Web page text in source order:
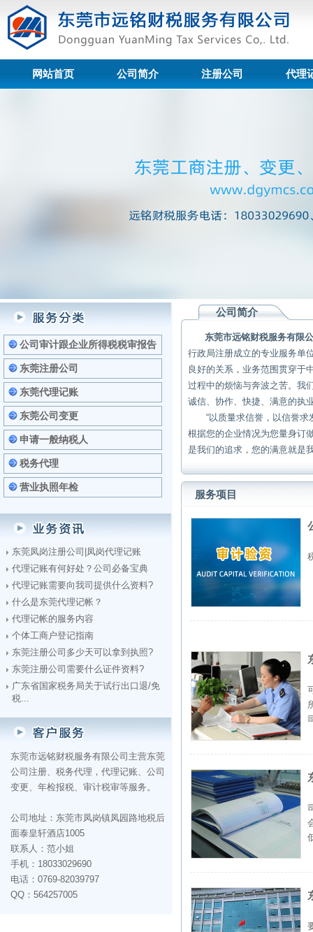
网站首页 公司简介 注册公司 代理
公司简介
东莞市远铭财税服务有限
行政局注册成立的专业服务单
良好的关系，业务范围贯穿于
过程中的烦恼与奔波之苦。我
诚信、协作、快捷、满意的执
“以质量求信誉，以信誉求
根据您的企业情况为您量身订
是我们的追求，您的满意就是
服务项目
公司审计跟企业所得税税审报告
东莞注册公司
东莞代理记账
东莞公司变更
申请一般纳税人
税务代理
营业执照年检
东莞凤岗注册公司|凤岗代理记账
代理记账有何好处？公司必备宝典
代理记账需要向我司提供什么资料?
什么是东莞代理记帐？
代理记帐的服务内容
个体工商户登记指南
东莞注册公司多少天可以拿到执照?
东莞注册公司需要什么证件资料?
广东省国家税务局关于试行出口退/免
税...
东莞市远铭财税服务有限公司主营东莞
公司注册、税务代理，代理记账、公司
变更、年检报税、审计税审等服务。
公司地址：东莞市凤岗镇凤园路地税后
面泰皇轩酒店1005
联系人：范小姐
手机：18033029690
电话：0769-82039797
QQ：564257005